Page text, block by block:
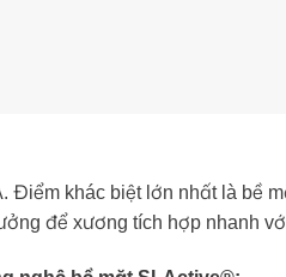
Điểm khác biệt lớn nhất là bề
để xương tích hợp nhanh